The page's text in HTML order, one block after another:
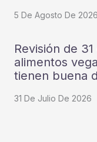
5 De Agosto De 2026
Revisión de
alimentos
tienen buena
31 De Julio De 2026